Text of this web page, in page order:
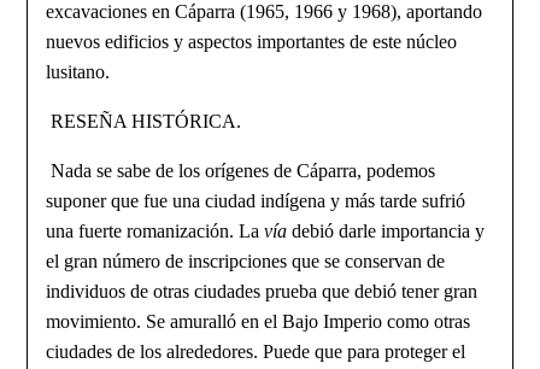
excavaciones en Cáparra (1965, 1966 y 1968), aportando
nuevos edificios y aspectos importantes de este núcleo
lusitano.
RESEÑA HISTÓRICA.
Nada se sabe de los orígenes de Cáparra, podemos
suponer que fue una ciudad indígena y más tarde sufrió
una fuerte romanización. Lavía debió darle importancia y
el gran número de inscripciones que se conservan de
individuos de otras ciudades prue­ba que debió tener gran
movimiento. Se amuralló en el Bajo Imperio como otras
ciuda­des de los alrededores. Puede que para proteger el